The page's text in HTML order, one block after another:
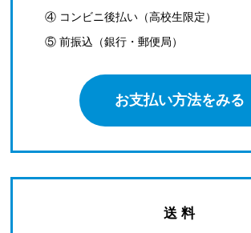
④ コンビニ後払い（高校生限定）
⑤ 前振込（銀行・郵便局）
お支払い方法をみる
送 料